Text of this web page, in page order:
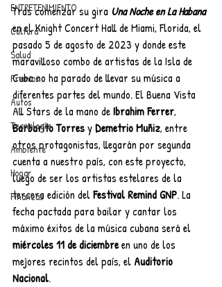
ENTRETENIMIENTO
Cultura
Salud
Premios
Autos
Tecnología
Ambiente
Hogar
Finanzas
Tras comenzar su gira Una Noche en La Habana
en el Knight Concert Hall de Miami, Florida, el
pasado 5 de agosto de 2023 y donde este
maravilloso combo de artistas de la Isla de
Cuba no ha parado de llevar su música a
diferentes partes del mundo. El Buena Vista
All Stars de la mano de Ibrahim Ferrer,
Barbarito Torres y Demetrio Muñiz, entre
otros protagonistas, llegarán por segunda
cuenta a nuestro país, con este proyecto,
luego de ser los artistas estelares de la
tercera edición del Festival Remind GNP. La
fecha pactada para bailar y cantar los
máximo éxitos de la música cubana será el
miércoles 11 de diciembre en uno de los
mejores recintos del país, el Auditorio
Nacional.